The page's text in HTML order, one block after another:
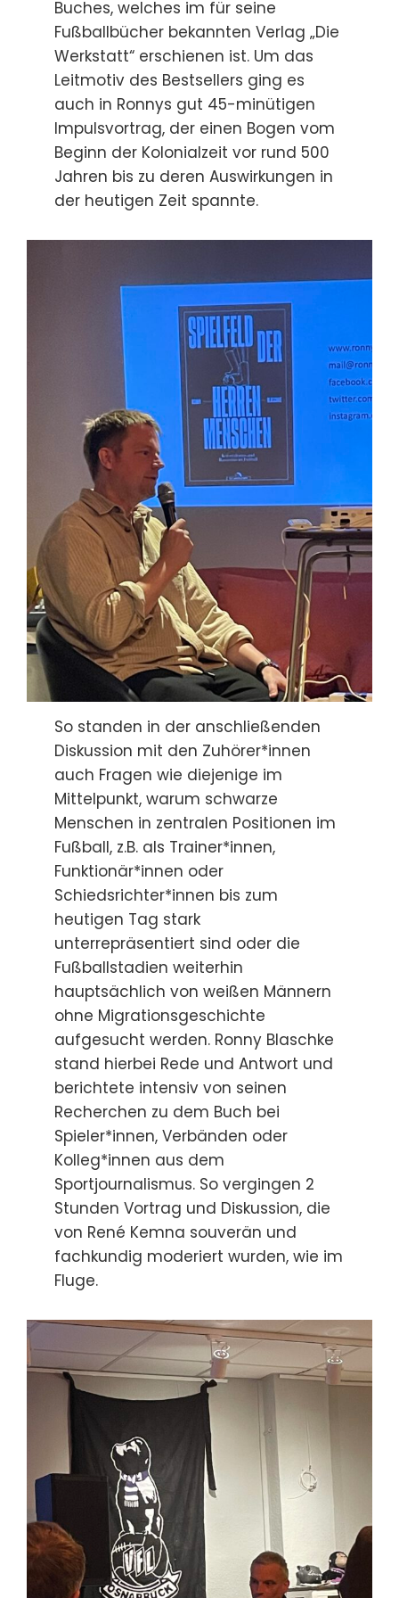
Buches, welches im für seine
Fußballbücher bekannten Verlag „Die
Werkstatt“ erschienen ist. Um das
Leitmotiv des Bestsellers ging es
auch in Ronnys gut 45-minütigen
Impulsvortrag, der einen Bogen vom
Beginn der Kolonialzeit vor rund 500
Jahren bis zu deren Auswirkungen in
der heutigen Zeit spannte.
So standen in der anschließenden
Diskussion mit den Zuhörer*innen
auch Fragen wie diejenige im
Mittelpunkt, warum schwarze
Menschen in zentralen Positionen im
Fußball, z.B. als Trainer*innen,
Funktionär*innen oder
Schiedsrichter*innen bis zum
heutigen Tag stark
unterrepräsentiert sind oder die
Fußballstadien weiterhin
hauptsächlich von weißen Männern
ohne Migrationsgeschichte
aufgesucht werden. Ronny Blaschke
stand hierbei Rede und Antwort und
berichtete intensiv von seinen
Recherchen zu dem Buch bei
Spieler*innen, Verbänden oder
Kolleg*innen aus dem
Sportjournalismus. So vergingen 2
Stunden Vortrag und Diskussion, die
von René Kemna souverän und
fachkundig moderiert wurden, wie im
Fluge.